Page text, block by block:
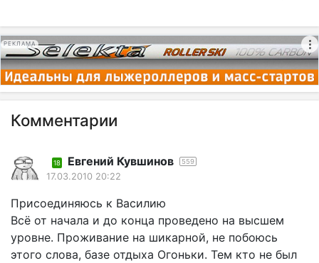
РЕКЛАМА
Комментарии
18 Евгений Кувшинов 559
17.03.2010 20:22
Присоединяюсь к Василию
Всё от начала и до конца проведено на высшем
уровне. Проживание на шикарной, не побоюсь
этого слова, базе отдыха Огоньки. Тем кто не был